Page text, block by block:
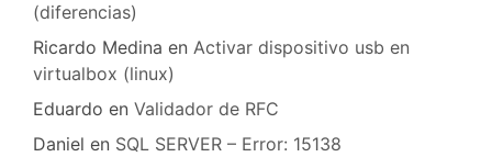
(diferencias)
Ricardo Medina en Activar dispositivo usb en
virtualbox (linux)
Eduardo en Validador de RFC
Daniel en SQL SERVER – Error: 15138